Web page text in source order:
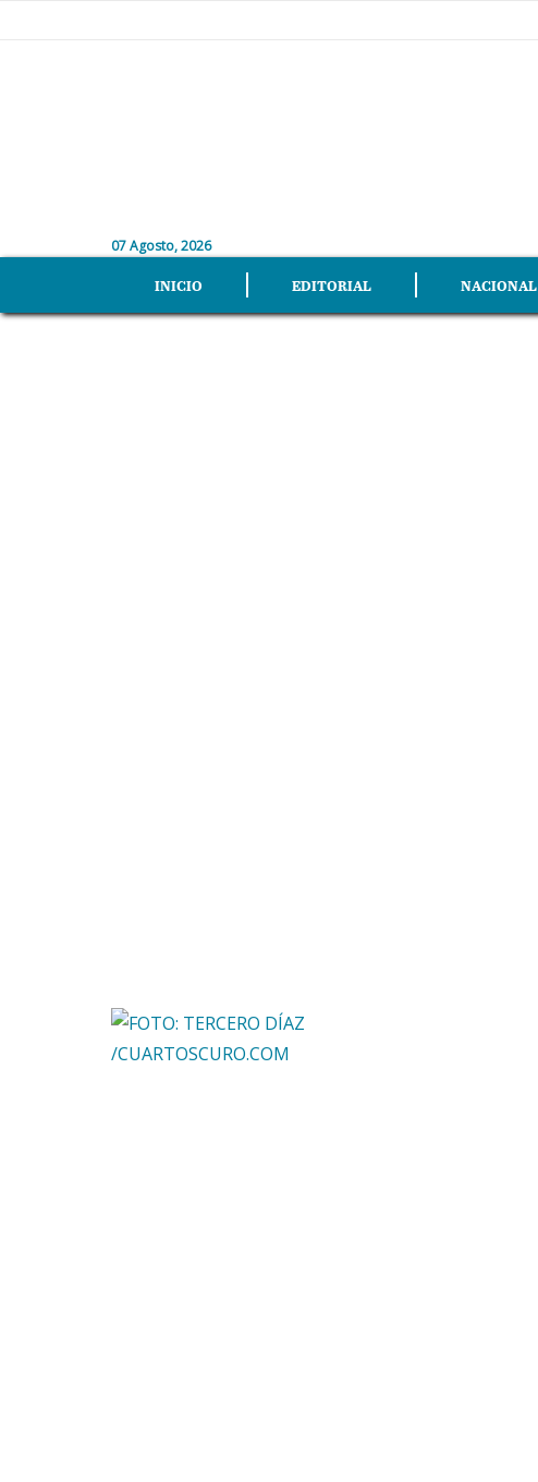
07 Agosto, 2026
INICIO EDITORIAL NACIONAL